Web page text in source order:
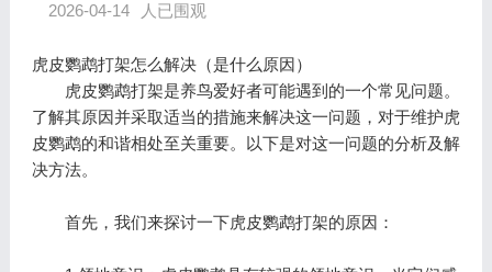
2026-04-14 人已围观
虎皮鹦鹉打架怎么解决（是什么原因）
虎皮鹦鹉打架是养鸟爱好者可能遇到的一个常见问题。
了解其原因并采取适当的措施来解决这一问题，对于维护虎
皮鹦鹉的和谐相处至关重要。以下是对这一问题的分析及解
决方法。
首先，我们来探讨一下虎皮鹦鹉打架的原因：